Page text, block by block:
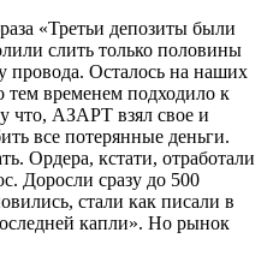
«Третьи депозиты были
слить только половины
провода. Осталось на наших
тем временем подходило к
что, АЗАРТ взял свое и
все потерянные деньги.
Ордера, кстати, отработали
Доросли сразу до 500
стали как писали в
капли». Но рынок